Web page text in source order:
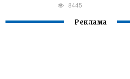
8445
Реклама